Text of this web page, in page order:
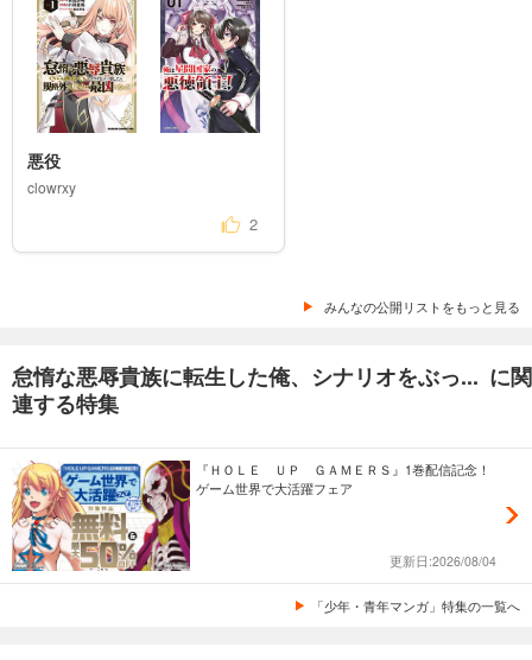
悪役
clowrxy
2
みんなの公開リストをもっと見る
怠惰な悪辱貴族に転生した俺、シナリオをぶっ... に関
連する特集
『ＨＯＬＥ ＵＰ ＧＡＭＥＲＳ』1巻配信記念！
ゲーム世界で大活躍フェア
更新日:2026/08/04
「少年・青年マンガ」特集の一覧へ